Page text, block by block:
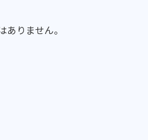
りません。